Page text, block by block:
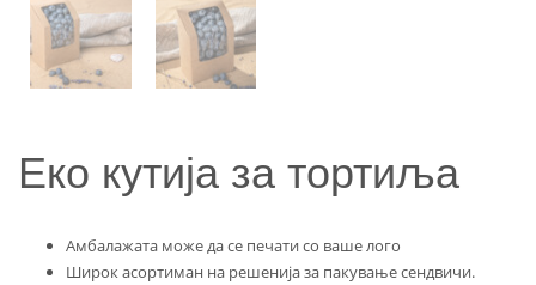
Еко кутија за тортиља
Амбалажата може да се печати со ваше лого
Широк асортиман на решенија за пакување сендвичи.